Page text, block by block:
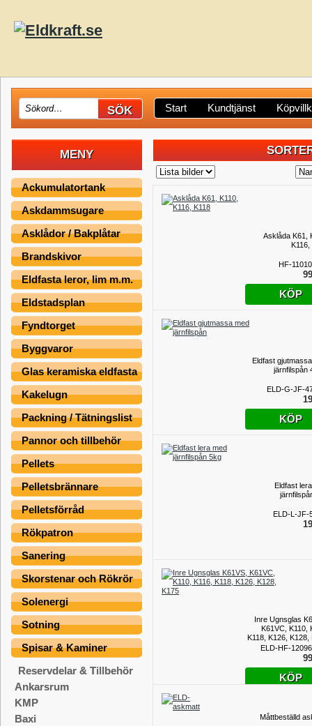
Start Kundtjänst
MENY
Ackumulatortank
Askdammsugare
Asklådor / Bakplåtar
Brandskivor
Eldfasta leror, lim m.m.
Eldstadsplan
Fyndtorget
Byggvaror
Glas keramiska eldfasta
Kakelugn
Packning / Tätningslist
Pannor och tillbehör
Pellets
Pelletsbrännare
Pelletsförråd
Rökpatron
Sanering
Skorstenar och Rökrör
Solenergi
Sotning
Spisar & Kaminer
Reservdelar & Tillbehör
Ankarsrum
KMP
Baxi
Asklåda K61,
K116,
HF-
KÖP
Eldfast
järnfilspån
ELD-G-JF-
KÖP
Eldfast
ELD-L-JF-
Inre Ugnsglas
K61VC, K110,
K118, K126, K128,
ELD-HF-
KÖP
Måttbeställd